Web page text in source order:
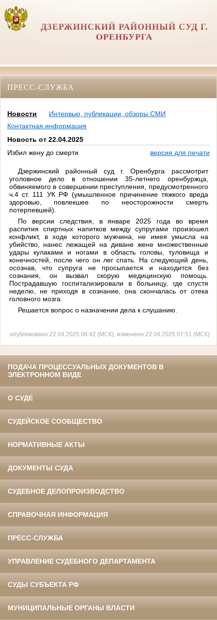
ДЗЕРЖИНСКИЙ РАЙОННЫЙ СУД Г.
ОРЕНБУРГА
ПРЕСС-СЛУЖБА
Новости
Интервью, публикации, обзоры СМИ
Контактная информация
Новость от 22.04.2025
Избил жену до смерти
версия для печати
Дзержинский районный суд г. Оренбурга рассмотрит
уголовное дело в отношении 35-летнего оренбуржца,
обвиняемого в совершении преступления, предусмотренного
ч.4 ст. 111 УК РФ (умышленное причинение тяжкого вреда
здоровью, повлекшее по неосторожности смерть
потерпевшей)
По версии следствия, в январе 2025 года во время
распития спиртных напитков между супругами произошел
конфликт, в ходе которого мужчина, не имея умысла на
убийство, нанес лежащей на диване жене множественные
удары кулаками и ногами в область головы, туловища и
конечностей, после чего он лег спать. На следующий день,
осознав, что супруга не просыпается и находится без
сознания, он вызвал скорую медицинскую помощь.
Пострадавшую госпитализировали в больницу, где спустя
неделю, не приходя в сознание, она скончалась от отека
головного мозга.
Решается вопрос о назначении дела к слушанию.
опубликовано 22.04.2025 06:42 (МСК), изменено 22.04.2025 07:51 (МСК)
ПОДАЧА ПРОЦЕССУАЛЬНЫХ ДОКУМЕНТОВ В
ЭЛЕКТРОННОМ ВИДЕ
О СУДЕ
СУДЕЙСКОЕ СООБЩЕСТВО
НОРМАТИВНЫЕ АКТЫ
ДОКУМЕНТЫ СУДА
СУДЕБНОЕ ДЕЛОПРОИЗВОДСТВО
СПРАВОЧНАЯ ИНФОРМАЦИЯ
ПРЕСС-СЛУЖБА
УПРАВЛЕНИЕ СУДЕБНОГО ДЕПАРТАМЕНТА
СУДЫ СУБЪЕКТА РФ
МУНИЦИПАЛЬНЫЕ ОРГАНЫ ВЛАСТИ